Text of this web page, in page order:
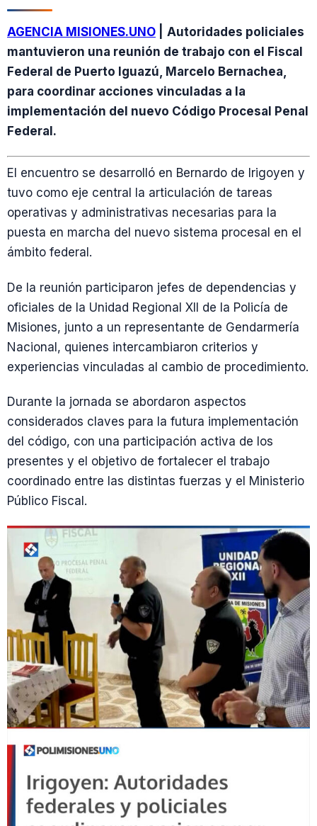
AGENCIA MISIONES.UNO
Autoridades policiales
mantuvieron una reunión de trabajo con el Fiscal
Federal de Puerto Iguazú, Marcelo Bernachea,
para coordinar acciones vinculadas a la
implementación del nuevo Código Procesal Penal
Federal.
El encuentro se desarrolló en Bernardo de Irigoyen y
tuvo como eje central la articulación de tareas
operativas y administrativas necesarias para la
puesta en marcha del nuevo sistema procesal en el
ámbito federal.
De la reunión participaron jefes de dependencias y
oficiales de la Unidad Regional XII de la Policía de
Misiones, junto a un representante de Gendarmería
Nacional, quienes intercambiaron criterios y
experiencias vinculadas al cambio de procedimiento.
Durante la jornada se abordaron aspectos
considerados claves para la futura implementación
del código, con una participación activa de los
presentes y el objetivo de fortalecer el trabajo
coordinado entre las distintas fuerzas y el Ministerio
Público Fiscal.